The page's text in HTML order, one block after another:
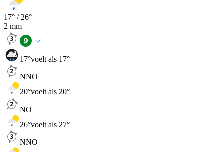
17° / 26°
2 mm
17°voelt als 17°
NNO
20°voelt als 20°
NO
26°voelt als 27°
NNO